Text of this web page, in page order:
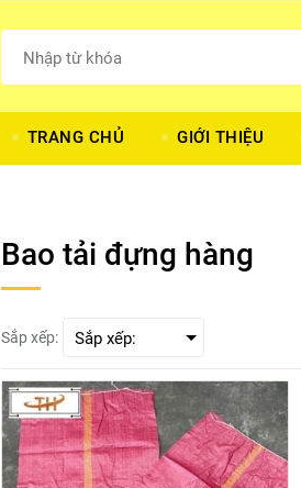
TRANG CHỦ GIỚI THIỆU
Bao tải đựng hàng
Sắp xếp: